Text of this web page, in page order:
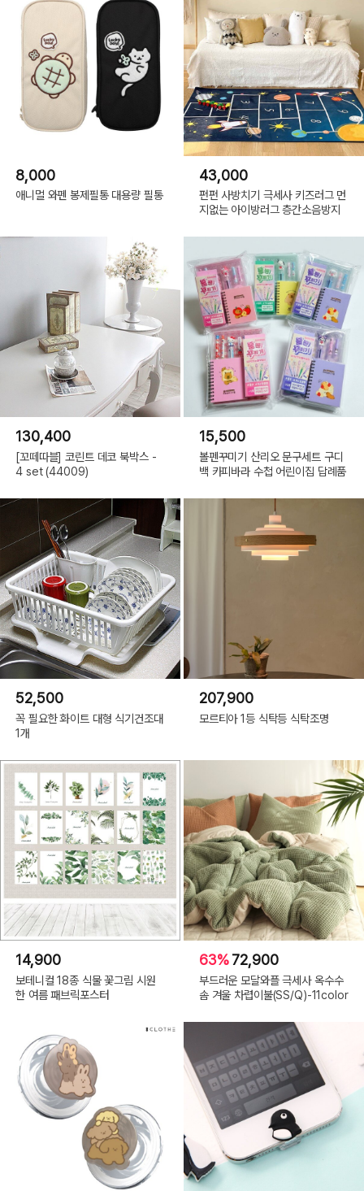
♦ DETAIL ♦
사이즈: W65 x D65 x H123(mm)
소재: ABS,PVC,AS
원산지: 방글라데시
♦ OPTION ♦
8,000
애니멀 와펜 봉제필통 대용량 필통
43,000
펀펀 사방치기 극세사 키즈러그 먼
지없는 아이방러그 층간소음방지
130,400
[꼬떼따블] 코린트 데코 북박스 -
4 set (44009)
15,500
볼펜꾸미기 산리오 문구세트 구디
백 카피바라 수첩 어린이집 답례품
52,500
꼭 필요한 화이트 대형 식기건조대
1개
207,900
모르티아 1등 식탁등 식탁조명
14,900
보테니컬 18종 식물 꽃그림 시원
한 여름 패브릭포스터
63%72,900
부드러운 모달와플 극세사 옥수수
솜 겨울 차렵이불(SS/Q)-11color